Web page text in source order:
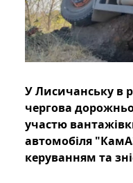
У Лисичанську в
чергова
участю
автомобіля
керуванням та